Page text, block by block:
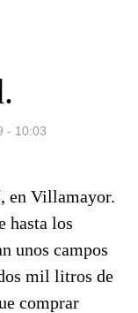
- 10:03
en Villamayor.
hasta los
unos campos
mil litros de
comprar